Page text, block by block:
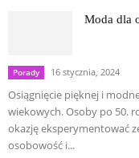
Moda dla
Porady 16 stycznia, 2024
Osiągnięcie pięknej i
wiekowych. Osoby po 50.
okazję eksperymentować
osobowość i...